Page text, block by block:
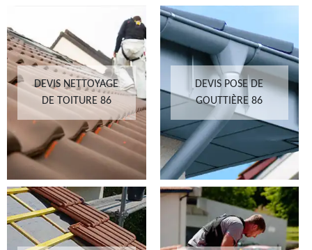
DEVIS NETTOYAGE
DE TOITURE 86
DEVIS POSE DE
GOUTTIÈRE 86